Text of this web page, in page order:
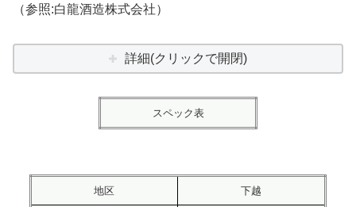
（参照:白龍酒造株式会社）
詳細(クリックで開閉)
スペック表
地区 下越